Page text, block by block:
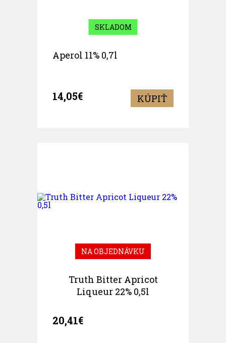
SKLADOM
Aperol 11% 0,7l
14,05€ KÚPIŤ
NA OBJEDNÁVKU
Truth Bitter Apricot
Liqueur 22% 0,5l
20,41€